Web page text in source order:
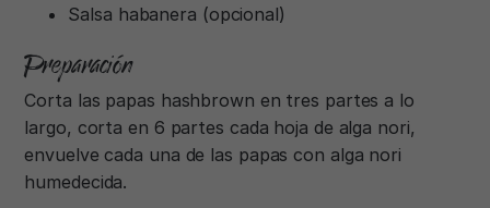
Salsa habanera (opcional)
Preparación
Corta las papas hashbrown en tres partes a lo
largo, corta en 6 partes cada hoja de alga nori,
envuelve cada una de las papas con alga nori
humedecida.